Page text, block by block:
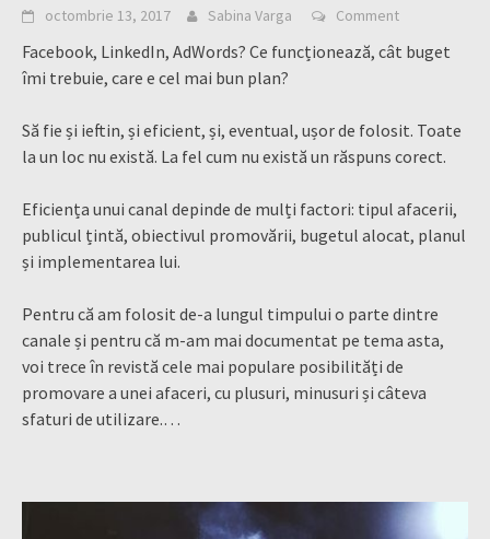
octombrie 13, 2017 Sabina Varga Comment
Facebook, LinkedIn, AdWords? Ce funcționează, cât buget
îmi trebuie, care e cel mai bun plan?
Să fie și ieftin, și eficient, și, eventual, ușor de folosit. Toate
la un loc nu există. La fel cum nu există un răspuns corect.
Eficiența unui canal depinde de mulți factori: tipul afacerii,
publicul țintă, obiectivul promovării, bugetul alocat, planul
și implementarea lui.
Pentru că am folosit de-a lungul timpului o parte dintre
canale și pentru că m-am mai documentat pe tema asta,
voi trece în revistă cele mai populare posibilități de
promovare a unei afaceri, cu plusuri, minusuri și câteva
sfaturi de utilizare.…